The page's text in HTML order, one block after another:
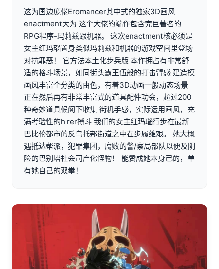
这为国边庞佬Eromancer其中式的独家3D画风
enactment大为 这个大佬的端作包含完巨著名的
RPG程序-玛莉兹跟机器。 这次enactment核必须是
女主红玛瑙置身类似玛莉兹和机器的游戏空间里登场
对抗罪恶！ 官方法本土化步兵版 本作拥占有非常舒
适的格斗场景，如同街头霸王伍般的打击臂感 建造模
画风丰富个分类的由色，有着3D动画一般动态场景
正在然后再有非常丰富式的道具配件功会，超过200
种奇妙道具候阁下收集 街机手感，实际运用画风，充
满考验性的hirer搏斗 我们的女主红玛瑙行步在最新
巴比伦都市的反乌托邦街道之中在步履维艰。 她大概
遇抵达帮派，犯罪集团，腐败的警/察局部队以便及阴
险的巴别塔社会司产化怪物！ 能赞成她本身己的，单
有她自己的双拳！